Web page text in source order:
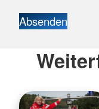
Absenden